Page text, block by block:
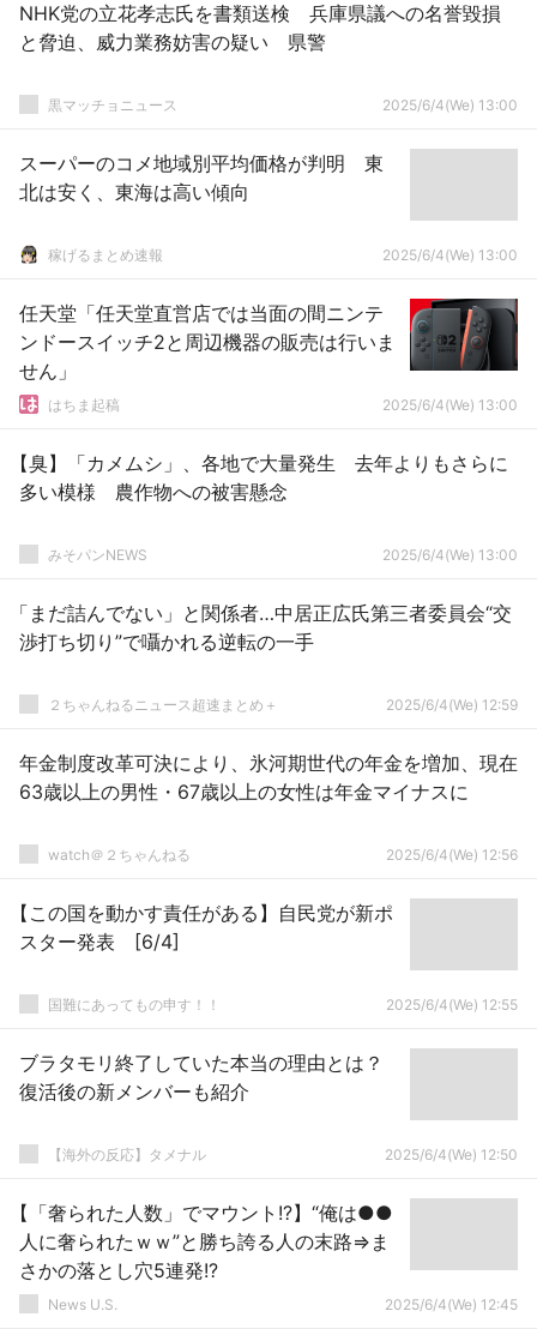
NHK党の立花孝志氏を書類送検 兵庫県議への名誉毀損
と脅迫、威力業務妨害の疑い 県警
黒マッチョニュース 2025/6/4(We) 13:00
スーパーのコメ地域別平均価格が判明 東
北は安く、東海は高い傾向
稼げるまとめ速報 2025/6/4(We) 13:00
任天堂「任天堂直営店では当面の間ニンテ
ンドースイッチ2と周辺機器の販売は行いま
せん」
はちま起稿 2025/6/4(We) 13:00
【臭】「カメムシ」、各地で大量発生 去年よりもさらに
多い模様 農作物への被害懸念
みそパンNEWS 2025/6/4(We) 13:00
「まだ詰んでない」と関係者…中居正広氏第三者委員会“交
渉打ち切り”で囁かれる逆転の一手
２ちゃんねるニュース超速まとめ＋ 2025/6/4(We) 12:59
年金制度改革可決により、氷河期世代の年金を増加、現在
63歳以上の男性・67歳以上の女性は年金マイナスに
watch＠２ちゃんねる 2025/6/4(We) 12:56
【この国を動かす責任がある】自民党が新ポ
スター発表 [6/4]
国難にあってもの申す！！ 2025/6/4(We) 12:55
ブラタモリ終了していた本当の理由とは？
復活後の新メンバーも紹介
【海外の反応】タメナル 2025/6/4(We) 12:50
【「奢られた人数」でマウント!?】“俺は●●
人に奢られたｗｗ”と勝ち誇る人の末路⇒ま
さかの落とし穴5連発!?
News U.S. 2025/6/4(We) 12:45